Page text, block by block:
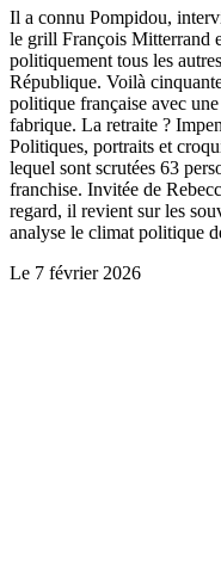
Il a connu Pompidou,
le grill François Mitterrand
politiquement tous les
République. Voilà
politique française avec
fabrique. La retraite ?
Politiques, portraits et
lequel sont scrutées 63
franchise. Invitée de
regard, il revient sur les
analyse le climat politique
Le 7 février 2026